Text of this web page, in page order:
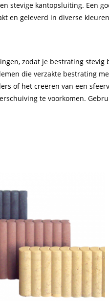
stevige kantopsluiting. Een
en geleverd in diverse
zodat je bestrating
die verzakte bestrating
of het creëren van een
te voorkomen.